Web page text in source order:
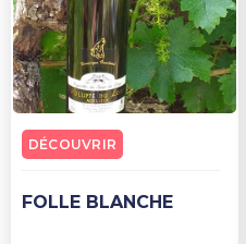
FOLLE BLANCHE
DÉCOUVRIR